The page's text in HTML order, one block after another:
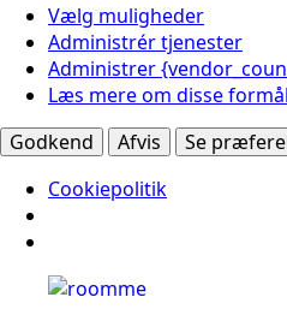
Vælg muligheder
Administrér tjenester
Administrer
Læs mere om disse formål
Godkend
Afvis Se
Cookiepolitik